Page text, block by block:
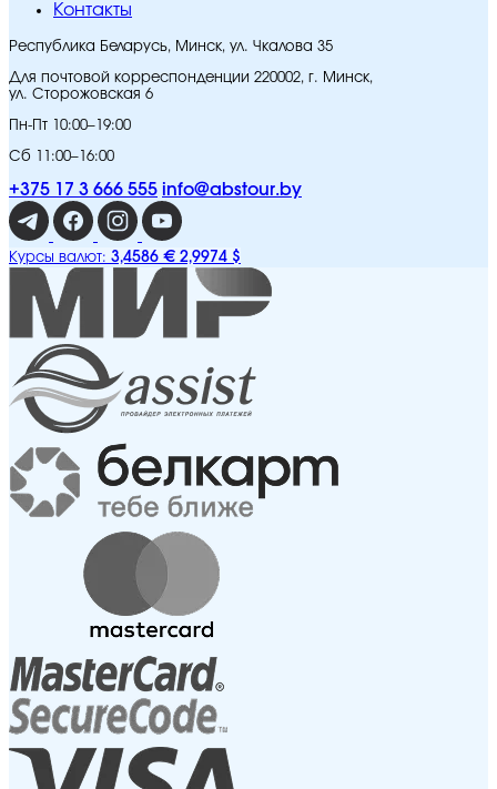
Контакты
Республика Беларусь, Минск, ул. Чкалова 35
Для почтовой корреспонденции 220002, г. Минск,
ул. Сторожовская 6
Пн-Пт 10:00–19:00
Сб 11:00–16:00
+375 17 3 666 555 info@abstour.by
Курсы валют: 3,4586 € 2,9974 $